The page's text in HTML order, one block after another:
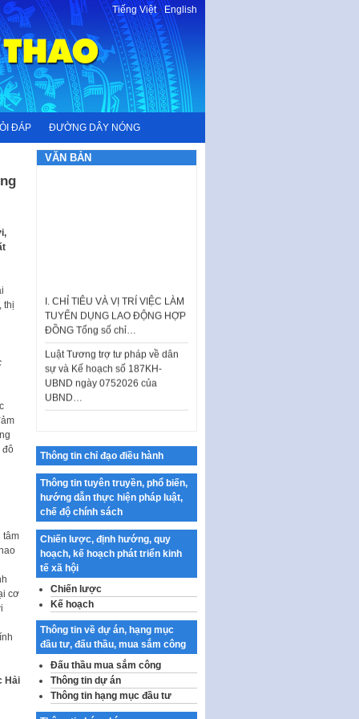
Tiếng Việt-English
ĐÁP ĐƯỜNG DÂY NÓNG
thị
đô
tâm
cơ
Hải
VĂN BẢN
TUYỂN DỤNG LAO ĐỘNG HỢP
ĐỒNG Tổng số chỉ…
sự và Kế hoạch số 187KH-
UBND ngày 0752026 của
UBND…
Kế hoạch Tổ chức Cuộc thi
chính luận về bảo vệ nền tảng tư
tưởng của Đảng…
Công bố công khai dự toán kinh
phí xây dựng pháp luật, hoàn
thiện thể chế, chính…
Quy định về nghiên cứu, ứng
dụng khoa học, công nghệ, đổi
mới sáng tạo và chuyển…
Quy định chi tiết và hướng dẫn
thi hành một số điều của Luật Lý
lịch tư…
Sửa đổi, bổ sung một số nội
dung tại Nghị quyết số 30/NQ-
CP ngày 24 tháng 02…
Thông tin chỉ đạo điều hành
Thông tin tuyên truyền, phổ biến,
hướng dẫn thực hiện pháp luật,
chế độ chính sách
Chiến lược, định hướng, quy
hoạch, kế hoạch phát triển kinh
tế xã hội
Chiến lược
Kế hoạch
Thông tin về dự án, hạng mục
đầu tư, đấu thầu, mua sắm công
Đấu thầu mua sắm công
Thông tin dự án
Thông tin hạng mục đầu tư